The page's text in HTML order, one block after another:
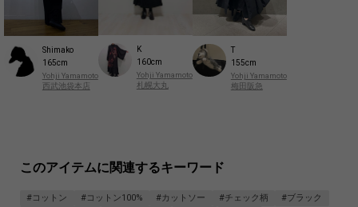
Shimako
165cm
Yohji Yamamoto
西武池袋本店
K
160cm
Yohji Yamamoto
札幌大丸
T
155cm
Yohji Yamamoto
梅田阪急
このアイテムに関連するキーワード
#コットン #コットン100% #カットソー #チェック柄
#ブラック